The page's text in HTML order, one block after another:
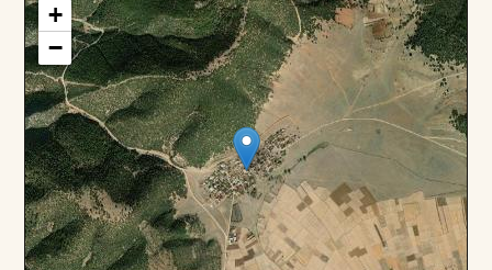
3 PARSEL · TOPLAM—DA
+
−